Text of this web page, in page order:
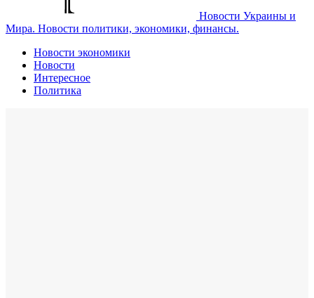
Новости Украины и
Мира. Новости политики, экономики, финансы.
Новости экономики
Новости
Интересное
Политика